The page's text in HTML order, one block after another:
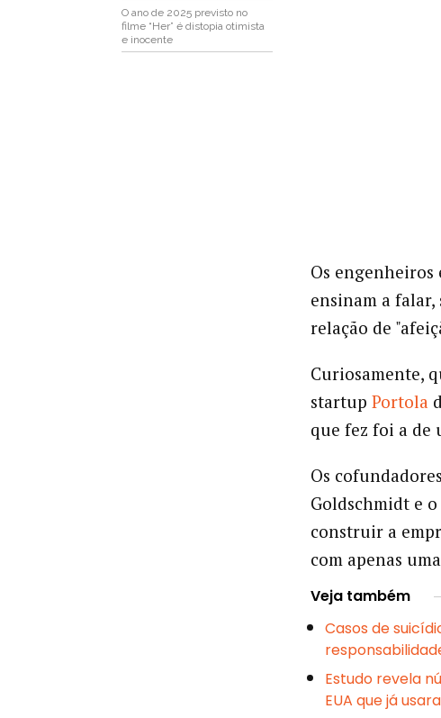
O ano de 2025 previsto no
filme “Her” é distopia otimista
e inocente
Os engenheiros
ensinam a
relação de
Curiosamente,
startup Portola
que fez foi a de
Os
Goldschmidt e
construir a
com apenas
Veja também
Casos de
Estudo revela
EUA que já